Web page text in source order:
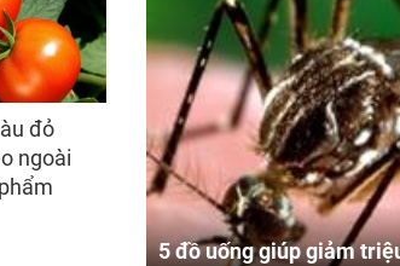
đỏ
ngoài
5 đồ uống giúp giảm